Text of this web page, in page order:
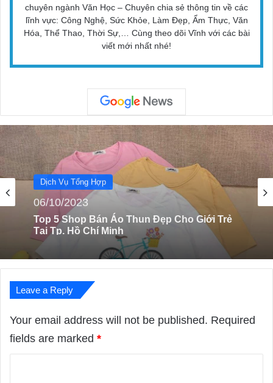
chuyên ngành Văn Học – Chuyên chia sẻ thông tin về các
lĩnh vực: Công Nghệ, Sức Khỏe, Làm Đẹp, Ẩm Thực, Văn
Hóa, Thể Thao, Thời Sự,… Cùng theo dõi Vĩnh với các bài
viết mới nhất nhé!
Dịch Vụ Tổng Hợp
24/08/2022
Top 10 Dịch Vụ Sửa Chữa Máy In Tại Nhà
Giá Rẻ HCM
Leave a Reply
Your email address will not be published. Required
fields are marked *